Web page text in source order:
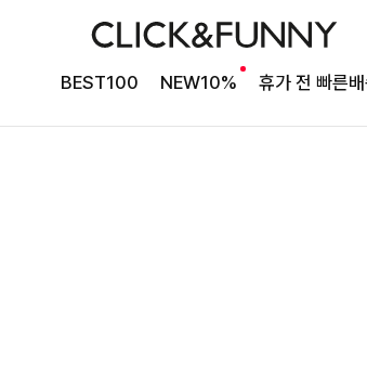
BEST100 NEW10% 휴가 전 빠른
여름의 끝을 완성할
감각적인 원피스